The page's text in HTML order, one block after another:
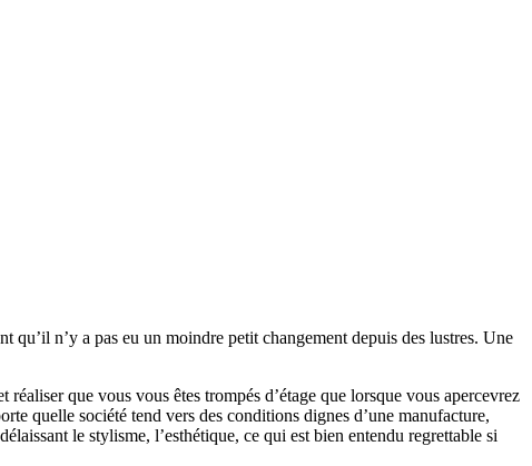
qu’il n’y a pas eu un moindre petit changement depuis des lustres. Une
que vous vous êtes trompés d’étage que lorsque vous apercevrez
quelle société tend vers des conditions dignes d’une manufacture,
le stylisme, l’esthétique, ce qui est bien entendu regrettable si